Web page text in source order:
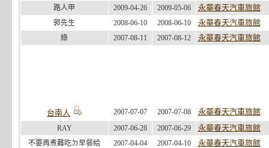
路人甲 2009-04-26 2009-05-06 永華春天汽車旅館
郭先生 2008-06-10 2008-06-10 永華春天汽車旅館
綠 2007-08-11 2007-08-12 永華春天汽車旅館
台南人 2007-07-07 2007-07-08 永華春天汽車旅館
RAY 2007-06-28 2007-06-29 永華春天汽車旅館
不要再煮難吃ㄉ早餐給 2007-04-04 2007-04-10 永華春天汽車旅館